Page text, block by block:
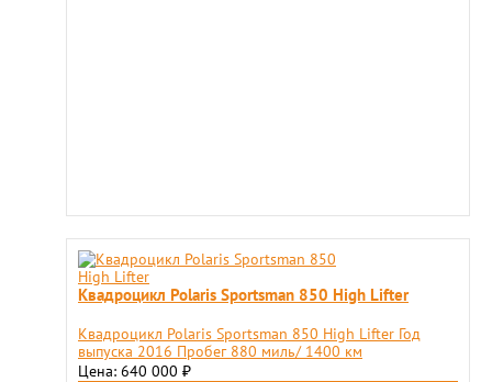
Квадроцикл Polaris Sportsman 850 High Lifter
Квадроцикл Polaris Sportsman 850 High Lifter Год
выпуска 2016 Пробег 880 миль/ 1400 км
Цена: 640 000 ₽